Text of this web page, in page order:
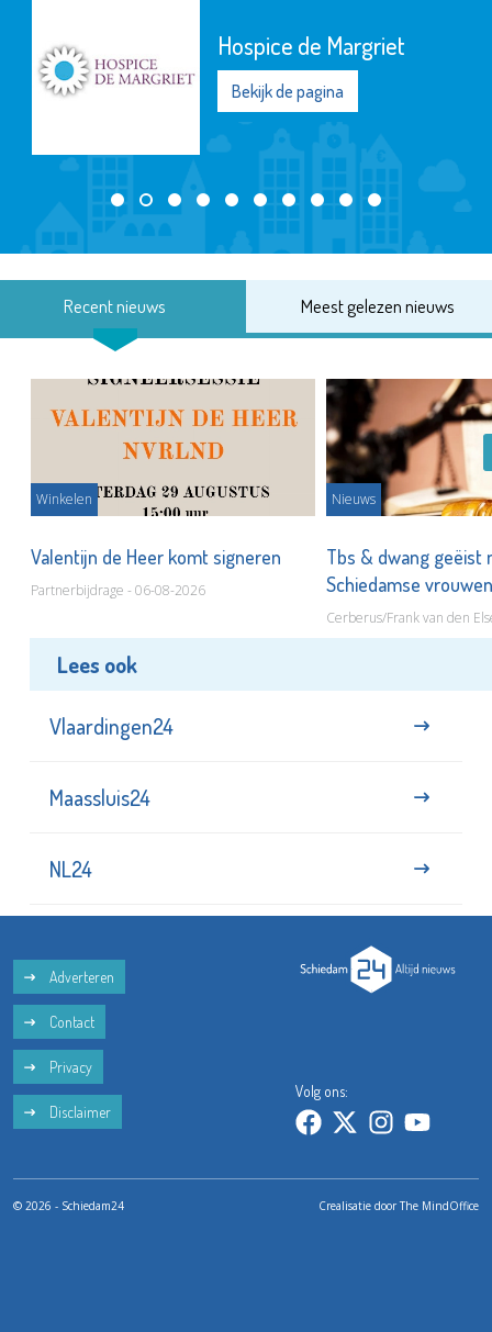
Hospice de Margriet
Bekijk de pagina
Recent nieuws Meest gelezen nieuws
Winkelen
Valentijn de Heer komt signeren
Partnerbijdrage - 06-08-2026
Nieuws
Tbs & dwang geëist
Schiedamse
Cerberus/Frank van den
Lees ook
Vlaardingen24
Maassluis24
NL24
Adverteren
Contact
Privacy
Disclaimer
Volg ons:
© 2026 - Schiedam24 Crealisatie doorThe MindOffice